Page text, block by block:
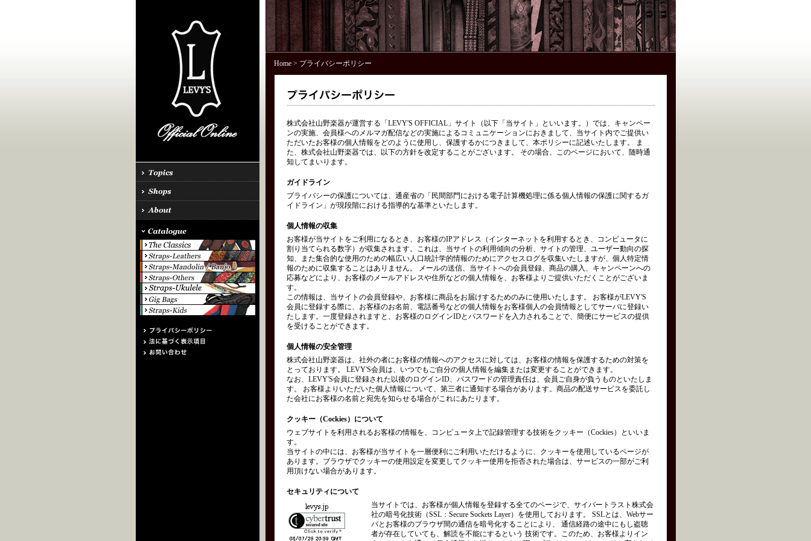
Home> プライバシーポリシー
株式会社山野楽器が運営する「LEVY'S OFFICIAL」サイト（以下「当サイト」といいます。）では、キャンペー
ンの実施、会員様へのメルマガ配信などの実施によるコミュニケーションにおきまして、当サイト内でご提供い
ただいたお客様の個人情報をどのように使用し、保護するかにつきまして、本ポリシーに記述いたします。 ま
た、株式会社山野楽器では、以下の方針を改定することがございます。 その場合、このページにおいて、随時通
知してまいります。
ガイドライン
プライバシーの保護については、通産省の「民間部門における電子計算機処理に係る個人情報の保護に関するガ
イドライン」が現段階における指導的な基準といたします。
個人情報の収集
お客様が当サイトをご利用になるとき、お客様のIPアドレス（インターネットを利用するとき、コンピュータに
割り当てられる数字）が収集されます。これは、当サイトの利用傾向の分析、サイトの管理、ユーザー動向の探
知、また集合的な使用のための幅広い人口統計学的情報のためにアクセスログを収集いたしますが、個人特定情
報のために収集することはありません。 メールの送信、当サイトへの会員登録、商品の購入、キャンペーンへの
応募などにより、お客様のメールアドレスや住所などの個人情報を、お客様よりご提供いただくことがございま
す。
この情報は、当サイトの会員登録や、お客様に商品をお届けするためのみに使用いたします。 お客様がLEVY'S
会員に登録する際に、お客様のお名前、電話番号などの個人情報をお客様個人の会員情報としてサーバに登録い
たします。一度登録されますと、お客様のログインIDとパスワードを入力されることで、簡便にサービスの提供
を受けることができます。
個人情報の安全管理
株式会社山野楽器は、社外の者にお客様の情報へのアクセスに対しては、お客様の情報を保護するための対策を
とっております。 LEVY'S会員は、いつでもご自分の個人情報を編集または変更することができます。
なお、LEVY'S会員に登録された以後のログインID、パスワードの管理責任は、会員ご自身が負うものといたしま
す。 お客様よりいただいた個人情報について、第三者に通知する場合があります。商品の配送サービスを委託し
た会社にお客様の名前と宛先を知らせる場合がこれにあたります。
クッキー（Cockies）について
ウェブサイトを利用されるお客様の情報を、コンピュータ上で記録管理する技術をクッキー（Cockies）といいま
す。
当サイトの中には、お客様が当サイトを一層便利にご利用いただけるように、クッキーを使用しているページが
あります。ブラウザでクッキーの使用設定を変更してクッキー使用を拒否された場合は、サービスの一部がご利
用頂けない場合があります。
セキュリティについて
当サイトでは、お客様が個人情報を登録する全てのページで、サイバートラスト株式会
社の暗号化技術（SSL：Secure Sockets Layer）を使用しております。 SSLとは、Webサー
バとお客様のブラウザ間の通信を暗号化することにより、 通信経路の途中にもし盗聴
者が存在していても、解読を不能にするという 技術です。このため、お客様よりイン